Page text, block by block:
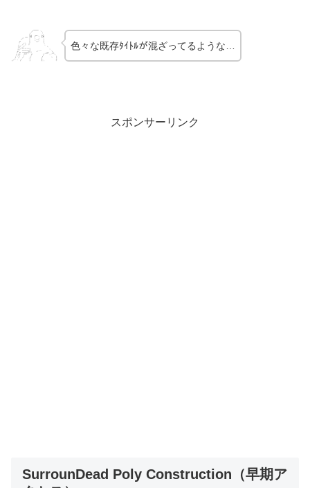
色々な既存ﾀｲﾄﾙが混ざってるような…
スポンサーリンク
SurrounDead Poly Construction（早期ア